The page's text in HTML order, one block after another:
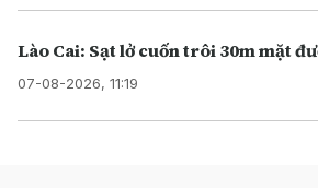
Lào Cai: Sạt lở cuốn trôi 30m mặt
07-08-2026, 11:19